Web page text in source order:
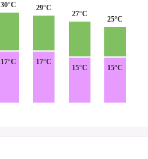
30°C
17°C
29°C
17°C
27°C
15°C
25°C
15°C